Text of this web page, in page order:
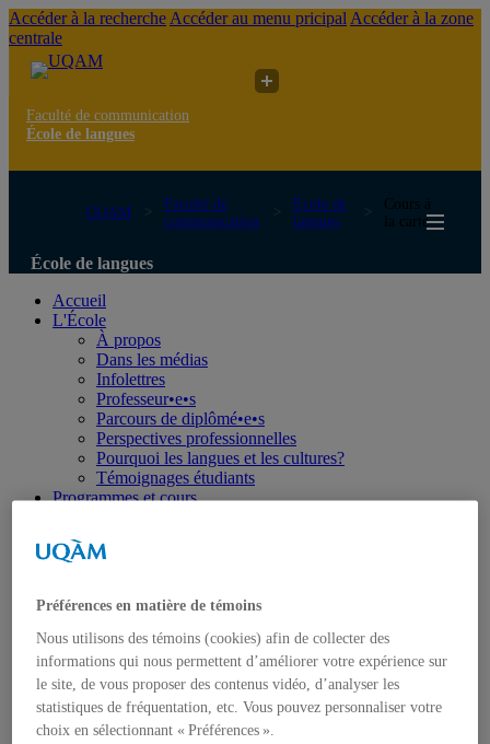
Accéder à la recherche Accéder au menu pricipal Accéder à la zone
centrale
Faculté de communication
École de langues
UQAM
Faculté de
communication
École de
langues
Cours à
la carte
École de langues
Accueil
L'École
À propos
Dans les médias
Infolettres
Professeur•e•s
Parcours de diplômé•e•s
Perspectives professionnelles
Pourquoi les langues et les cultures?
Témoignages étudiants
Programmes et cours
Baccalauréat par cumul
Cours à la carte
Mesures de soutien en français (9960)
Cours de français aux cycles supérieurs
Séjours linguistiques à Montréal
Stages
Horaires
Horaire des cours
Langues
Préférences en matière de témoins
Nous utilisons des témoins (cookies) afin de collecter des
informations qui nous permettent d’améliorer votre expérience sur
le site, de vous proposer des contenus vidéo, d’analyser les
statistiques de fréquentation, etc. Vous pouvez personnaliser votre
choix en sélectionnant « Préférences ».